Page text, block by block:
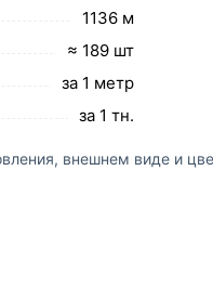
1136 м
≈ 189 шт
за 1 метр
за 1 тн.
внешнем виде и